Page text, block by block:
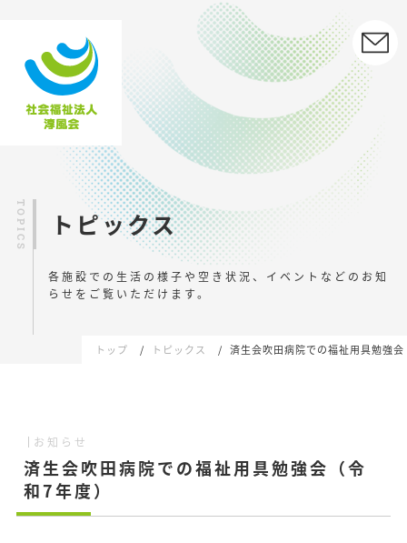
トピックス
各施設での生活の様子や空き状況、イベントなどの お知
らせをご覧いただけます。
トップ トピックス 済生会吹田病院での福祉用具勉強
お知らせ
済生会吹田病院での福祉用具勉強会（令
和7年度）